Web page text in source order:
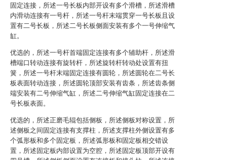
固定连接，所述一号长板内部开设有多个滑槽，所述滑槽
内滑动连接有一号杆，所述一号杆末端贯穿一号长板且设
置有二号长板，所述二号长板侧面安装有多个一号伸缩气
缸。
优选的，所述一号杆首端固定连接有多个辅助杆，所述滑
槽端口转动连接有旋转杆，所述旋转杆转动处设置有扭
簧，所述一号杆末端固定连接有圆轮，所述圆轮在二号长
板表面转动连接，所述圆轮顶部安装有齿条，所述齿条侧
端安装有二号伸缩气缸，所述二号伸缩气缸固定连接在二
号长板表面。
优选的，所述正磨毛辊包括侧板，所述侧板对称设置，所
述侧板之间固定连接有支撑柱，所述支撑柱外侧设置有多
个弧形板和多个固定板，所述弧形板和固定板相交错设
置，所述固定板内部设置为空腔，所述固定板顶部开设有